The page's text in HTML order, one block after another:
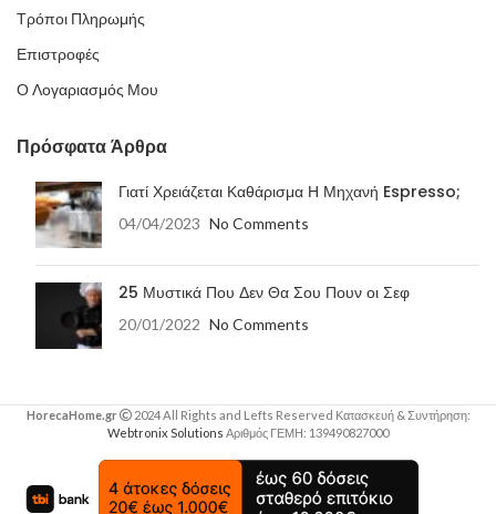
Τρόποι Πληρωμής
Επιστροφές
Ο Λογαριασμός Μου
Πρόσφατα Άρθρα
Γιατί Χρειάζεται Καθάρισμα Η Μηχανή Espresso;
04/04/2023 No Comments
25 Μυστικά Που Δεν Θα Σου Πουν οι Σεφ
20/01/2022 No Comments
HorecaHome.gr
2024 All Rights and Lefts Reserved Κατασκευή & Συντήρηση:
Webtronix Solutions Αριθμός ΓΕΜΗ: 139490827000